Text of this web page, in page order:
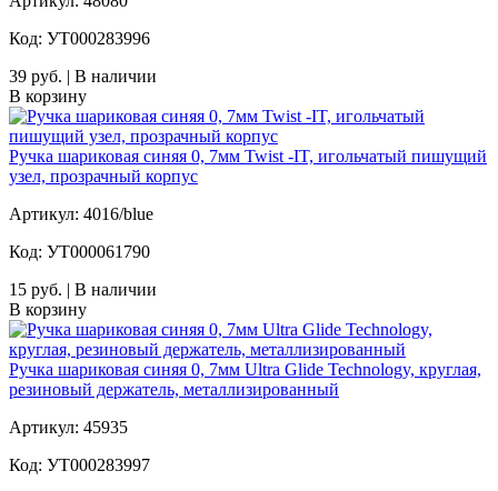
Код: УТ000283996
39 руб. | В наличии
В корзину
Ручка шариковая синяя 0, 7мм Twist -IT, игольчатый пишущий
узел, прозрачный корпус
Артикул: 4016/blue
Код: УТ000061790
15 руб. | В наличии
В корзину
Ручка шариковая синяя 0, 7мм Ultra Glide Technology, круглая,
резиновый держатель, металлизированный
Артикул: 45935
Код: УТ000283997